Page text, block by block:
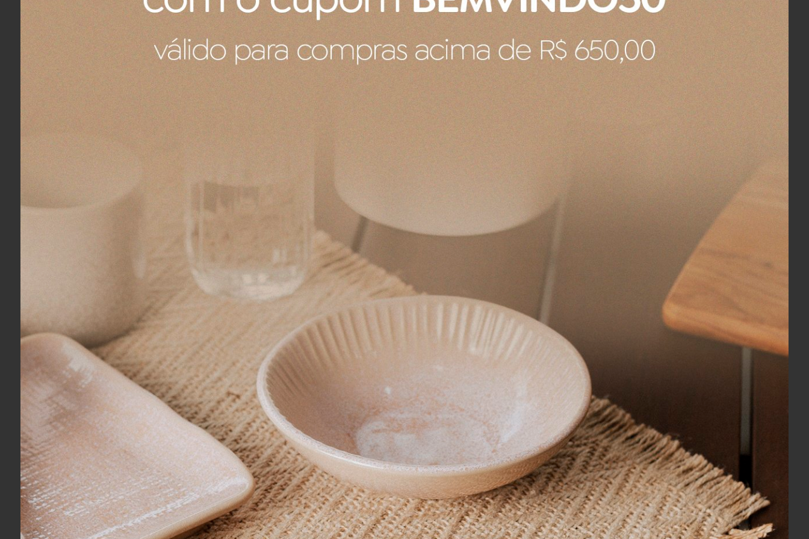
Heritage
Com conceito único e repleto de detalhes, a coleção limitada Heritage é uma homenagem aos pais de Pip e às coloridas histórias de suas
vidas. Peças com paisagens magníficas com palmeiras, oceano azul turquesa sem fim e belas e exótica borboletas.
Ao admirar esta coleção novas histórias são descobertas, permitindo conhecer mais sobre a herança da família da Pip.
Porcelana Pip Studio
As porcelanas contam com um design totalmente exclusivo e apaixonante e todas as peças tem em seu acabamento fio de ouro. A
porcelana é um produto branco, impermeável e translúcido. Ela se distingue de outros produtos cerâmicos pela sua vitrificação,
transparência e resistência.